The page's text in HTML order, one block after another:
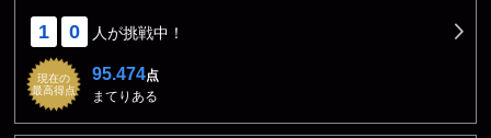
1 0 人が挑戦中！
現在の
最高得点
95.474点
まてりある